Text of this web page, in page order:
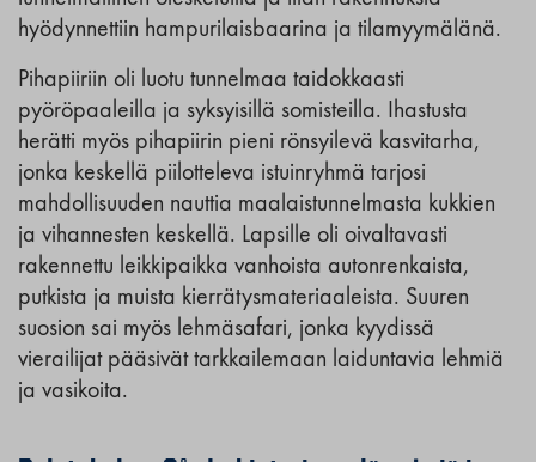
hyödynnettiin hampurilaisbaarina ja tilamyymälänä.
Pihapiiriin oli luotu tunnelmaa taidokkaasti
pyöröpaaleilla ja syksyisillä somisteilla. Ihastusta
herätti myös pihapiirin pieni rönsyilevä kasvitarha,
jonka keskellä piilotteleva istuinryhmä tarjosi
mahdollisuuden nauttia maalaistunnelmasta kukkien
ja vihannesten keskellä. Lapsille oli oivaltavasti
rakennettu leikkipaikka vanhoista autonrenkaista,
putkista ja muista kierrätysmateriaaleista. Suuren
suosion sai myös lehmäsafari, jonka kyydissä
vierailijat pääsivät tarkkailemaan laiduntavia lehmiä
ja vasikoita.